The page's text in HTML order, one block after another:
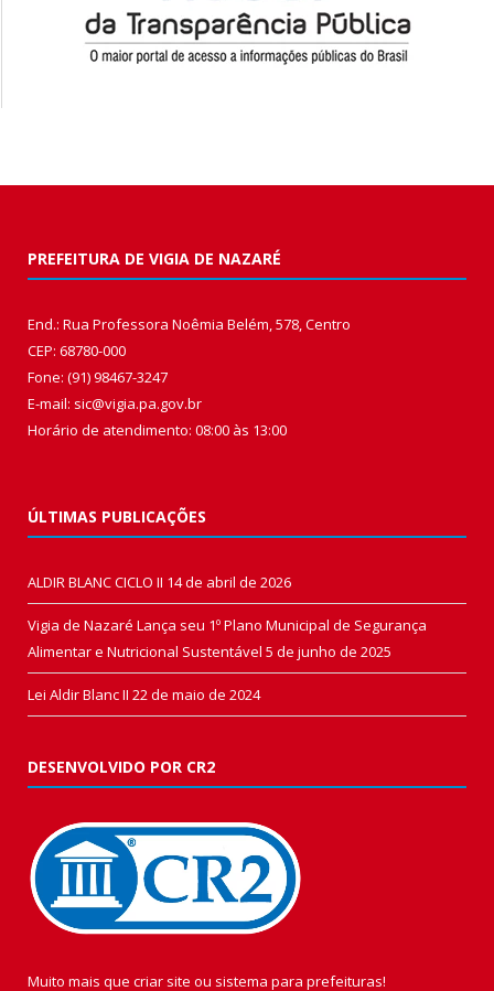
PREFEITURA DE VIGIA DE NAZARÉ
End.: Rua Professora Noêmia Belém, 578, Centro
CEP: 68780-000
Fone: (91) 98467-3247
E-mail: sic@vigia.pa.gov.br
Horário de atendimento: 08:00 às 13:00
ÚLTIMAS PUBLICAÇÕES
ALDIR BLANC CICLO II 14 de abril de 2026
Vigia de Nazaré Lança seu 1º Plano Municipal de Segurança
Alimentar e Nutricional Sustentável 5 de junho de 2025
Lei Aldir Blanc II 22 de maio de 2024
DESENVOLVIDO POR CR2
Muito mais que criar site ou sistema para prefeituras!